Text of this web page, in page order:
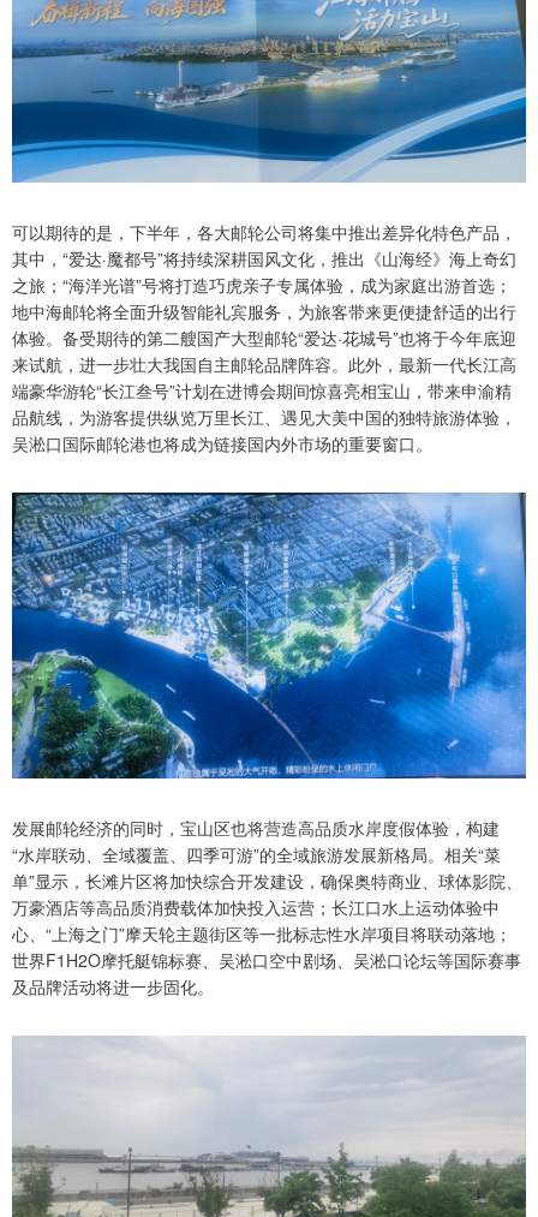
可以期待的是，下半年，各大邮轮公司将集中推出差异化特色产品，
其中，“爱达·魔都号”将持续深耕国风文化，推出《山海经》海上奇幻
之旅；“海洋光谱”号将打造巧虎亲子专属体验，成为家庭出游首选；
地中海邮轮将全面升级智能礼宾服务，为旅客带来更便捷舒适的出行
体验。备受期待的第二艘国产大型邮轮“爱达·花城号”也将于今年底迎
来试航，进一步壮大我国自主邮轮品牌阵容。此外，最新一代长江高
端豪华游轮“长江叁号”计划在进博会期间惊喜亮相宝山，带来申渝精
品航线，为游客提供纵览万里长江、遇见大美中国的独特旅游体验，
吴淞口国际邮轮港也将成为链接国内外市场的重要窗口。
发展邮轮经济的同时，宝山区也将营造高品质水岸度假体验，构建
“水岸联动、全域覆盖、四季可游”的全域旅游发展新格局。相关“菜
单”显示，长滩片区将加快综合开发建设，确保奥特商业、球体影院、
万豪酒店等高品质消费载体加快投入运营；长江口水上运动体验中
心、“上海之门”摩天轮主题街区等一批标志性水岸项目将联动落地；
世界F1H2O摩托艇锦标赛、吴淞口空中剧场、吴淞口论坛等国际赛事
及品牌活动将进一步固化。